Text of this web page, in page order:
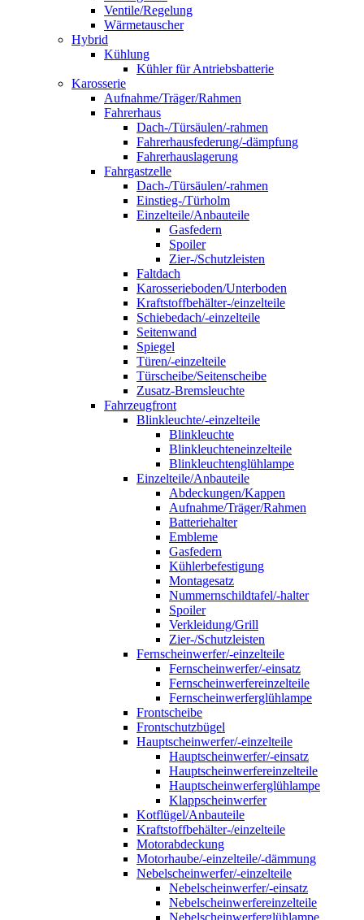
Ventile/Regelung
Wärmetauscher
Hybrid
Kühlung
Kühler für Antriebsbatterie
Karosserie
Aufnahme/Träger/Rahmen
Fahrerhaus
Dach-/Türsäulen/-rahmen
Fahrerhausfederung/-dämpfung
Fahrerhauslagerung
Fahrgastzelle
Dach-/Türsäulen/-rahmen
Einstieg-/Türholm
Einzelteile/Anbauteile
Gasfedern
Spoiler
Zier-/Schutzleisten
Faltdach
Karosserieboden/Unterboden
Kraftstoffbehälter-/einzelteile
Schiebedach/-einzelteile
Seitenwand
Spiegel
Türen/-einzelteile
Türscheibe/Seitenscheibe
Zusatz-Bremsleuchte
Fahrzeugfront
Blinkleuchte/-einzelteile
Blinkleuchte
Blinkleuchteneinzelteile
Blinkleuchtenglühlampe
Einzelteile/Anbauteile
Abdeckungen/Kappen
Aufnahme/Träger/Rahmen
Batteriehalter
Embleme
Gasfedern
Kühlerbefestigung
Montagesatz
Nummernschildtafel/-halter
Spoiler
Verkleidung/Grill
Zier-/Schutzleisten
Fernscheinwerfer/-einzelteile
Fernscheinwerfer/-einsatz
Fernscheinwerfereinzelteile
Fernscheinwerferglühlampe
Frontscheibe
Frontschutzbügel
Hauptscheinwerfer/-einzelteile
Hauptscheinwerfer/-einsatz
Hauptscheinwerfereinzelteile
Hauptscheinwerferglühlampe
Klappscheinwerfer
Kotflügel/Anbauteile
Kraftstoffbehälter-/einzelteile
Motorabdeckung
Motorhaube/-einzelteile/-dämmung
Nebelscheinwerfer/-einzelteile
Nebelscheinwerfer/-einsatz
Nebelscheinwerfereinzelteile
Nebelscheinwerferglühlampe